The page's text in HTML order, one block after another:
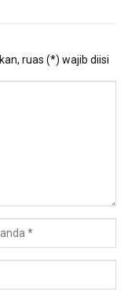
ruas (*) wajib diisi